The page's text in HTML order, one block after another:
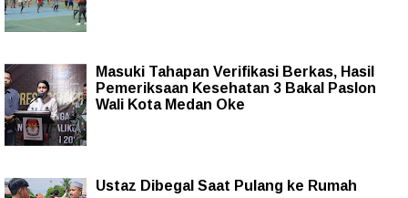
Masuki Tahapan Verifikasi Berkas, Hasil
Pemeriksaan Kesehatan 3 Bakal Paslon
Wali Kota Medan Oke
Ustaz Dibegal Saat Pulang ke Rumah